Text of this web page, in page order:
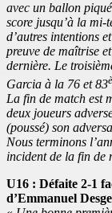
avec un ballon
score jusqu’à la mi-
d’autres intentions
preuve de maîtrise
dernière. Le
Garcia à la 76 et 83
La fin de match est
deux joueurs
(poussé) son
Nous terminons
incident de la fin de
U16 : Défaite 2-1
d’Emmanuel